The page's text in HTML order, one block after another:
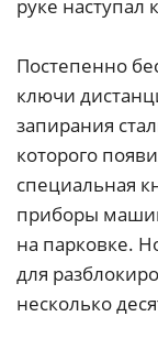
руке наступал
Постепенно
ключи
запирания
которого
специальная
приборы
на парковке.
для
несколько